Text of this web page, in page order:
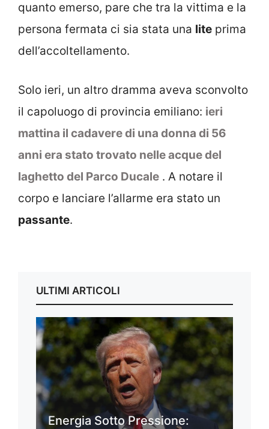
quanto emerso, pare che tra la vittima e la
persona fermata ci sia stata una lite prima
dell’accoltellamento.
Solo ieri, un altro dramma aveva sconvolto
il capoluogo di provincia emiliano: ieri
mattina il cadavere di una donna di 56
anni era stato trovato nelle acque del
laghetto del Parco Ducale . A notare il
corpo e lanciare l’allarme era stato un
passante.
ULTIMI ARTICOLI
Energia Sotto Pressione: